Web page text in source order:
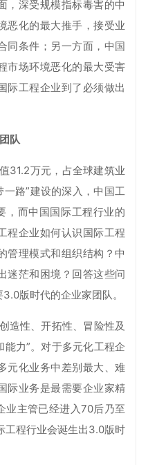
，深受规模指标毒害的中
恶化的最大推手，接受业
同条件；另一方面，中国
市场环境恶化的最大受害
际工程企业到了必须做出
队
31.2万元，占全球建筑业
路”建设的深入，中国工
，而中国国际工程行业的
程企业如何认识国际工程
管理模式和组织结构？中
迷茫和困境？回答这些问
版时代的企业家团队。
造性、开拓性、冒险性及
力”。对于多元化工程企
元化业务中差别最大、难
际业务是最需要企业家精
业主管已经进入70后乃至
工程行业会诞生出3.0版时